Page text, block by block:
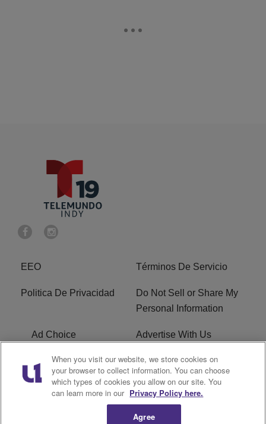
EEO Términos De Servicio
Politica De Privacidad
Do Not Sell or Share My
Personal Information
Ad Choice Advertise With Us
Terms of Service R1 Digital
Closed Captioning
When you visit our website, we store cookies on
your browser to collect information. You can choose
which types of cookies you allow on our site. You
can learn more in our Privacy Policy here.
Agree